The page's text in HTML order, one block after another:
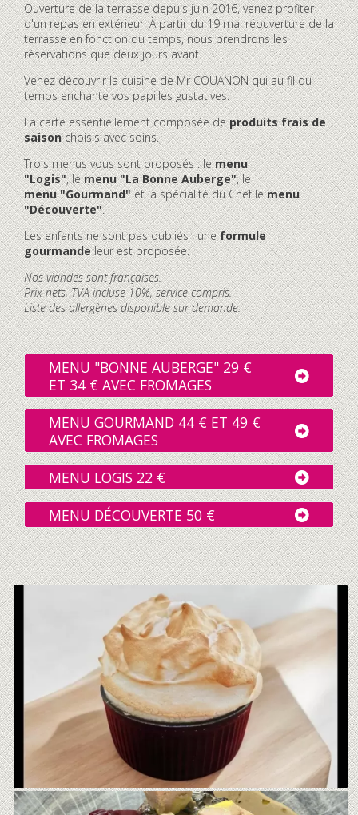
Ouverture de la terrasse depuis juin 2016, venez profiter
d'un repas en extérieur. À partir du 19 mai réouverture de la
terrasse en fonction du temps, nous prendrons les
réservations que deux jours avant.
Venez découvrir la cuisine de Mr COUANON qui au fil du
temps enchante vos papilles gustatives.
La carte essentiellement composée deproduits frais de
saisonchoisis avec soins.
Trois menus vous sont proposés : lemenu
"Logis", lemenu "La Bonne Auberge", le
menu "Gourmand"et la spécialité du Chef lemenu
"Découverte".
Les enfants ne sont pas oubliés ! uneformule
gourmandeleur est proposée.
Nos viandes sont françaises.
Prix nets, TVA incluse 10%, service compris.
Liste des allergènes disponible sur demande.
MENU "BONNE AUBERGE" 29 €
ET 34 € AVEC FROMAGES
MENU GOURMAND 44 € ET 49 €
AVEC FROMAGES
MENU LOGIS 22 €
MENU DÉCOUVERTE 50 €